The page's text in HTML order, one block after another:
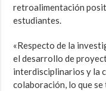
retroalimentación
estudiantes.
«Respecto de la
el desarrollo de
interdisciplinarios y la
colaboración, lo que